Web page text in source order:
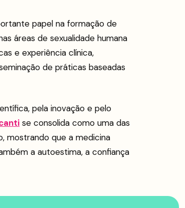
papel na formação de
áreas de sexualidade humana
e experiência clínica,
de práticas baseadas
pela inovação e pelo
se consolida como uma das
mostrando que a medicina
a autoestima, a confiança